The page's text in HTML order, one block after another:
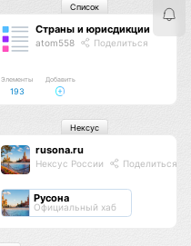
Страны и юрисдикции
atom558 Поделиться
Элементы
193
Добавить
Список
rusona.ru
Нексус России Поделиться
Русона
Официальный хаб
Нексус